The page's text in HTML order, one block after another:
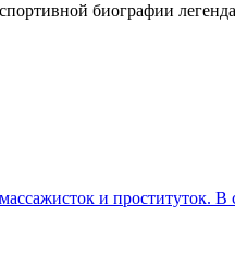
биографии
и проституток. В